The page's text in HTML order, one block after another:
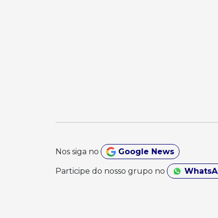
Nos siga no Google News
Participe do nosso grupo no